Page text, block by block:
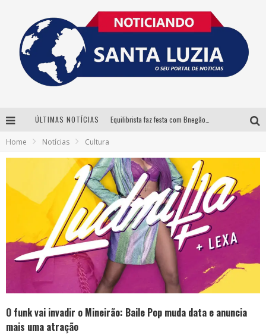
ÚLTIMAS NOTÍCIAS
Santa Luzia encerra Semana de Conscientização do Autismo com atividades abertas ao público
“Cê Tá Doido Festival” confirma o Mineirão como palco da festa
Home Notícias Cultura
O funk vai invadir o Mineirão: Baile Pop muda data e anuncia
mais uma atração